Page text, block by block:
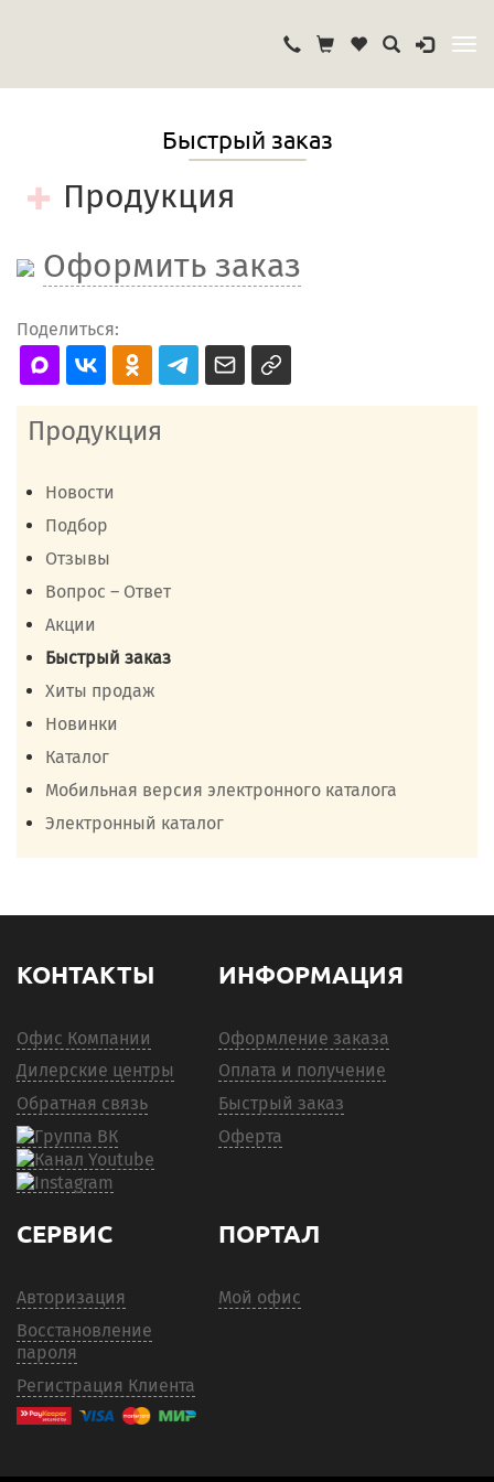
Быстрый заказ
Продукция
Оформить заказ
Поделиться:
Продукция
Новости
Подбор
Отзывы
Вопрос – Ответ
Акции
Быстрый заказ
Хиты продаж
Новинки
Каталог
Мобильная версия электронного каталога
Электронный каталог
КОНТАКТЫ
Офис Компании
Дилерские центры
Обратная связь
ИНФОРМАЦИЯ
Оформление заказа
Оплата и получение
Быстрый заказ
Оферта
СЕРВИС
Авторизация
Восстановление
пароля
Регистрация Клиента
ПОРТАЛ
Мой офис